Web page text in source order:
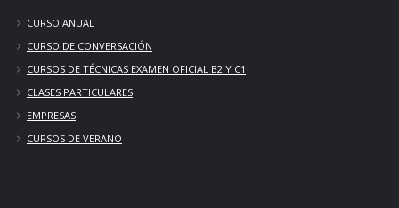
CURSO ANUAL
CURSO DE CONVERSACIÓN
CURSOS DE TÉCNICAS EXAMEN OFICIAL B2 Y C1
CLASES PARTICULARES
EMPRESAS
CURSOS DE VERANO